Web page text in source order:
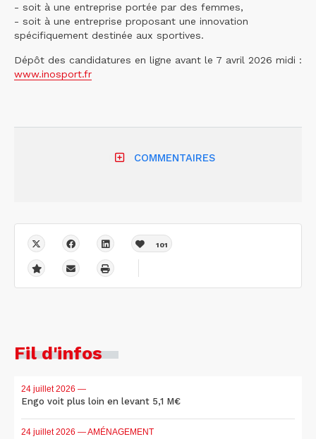
- soit à une entreprise portée par des femmes,
- soit à une entreprise proposant une innovation
spécifiquement destinée aux sportives.
Dépôt des candidatures en ligne avant le 7 avril 2026 midi :
www.inosport.fr
COMMENTAIRES
101
Fil d'infos
24 juillet 2026 —
Engo voit plus loin en levant 5,1 M€
24 juillet 2026 — AMÉNAGEMENT